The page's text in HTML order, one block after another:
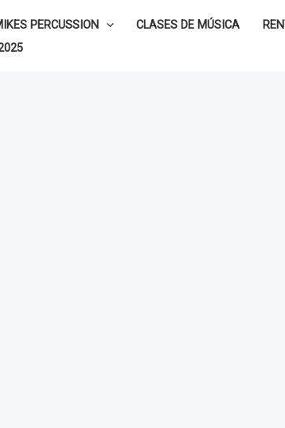
PERCUSSION CLASES DE MÚSICA